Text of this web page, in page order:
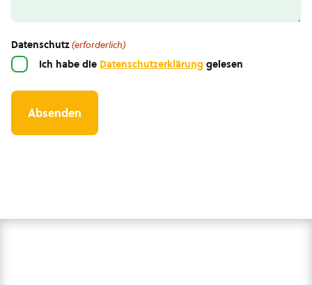
Datenschutz(erforderlich)
Ich habe die Datenschutzerklärung gelesen